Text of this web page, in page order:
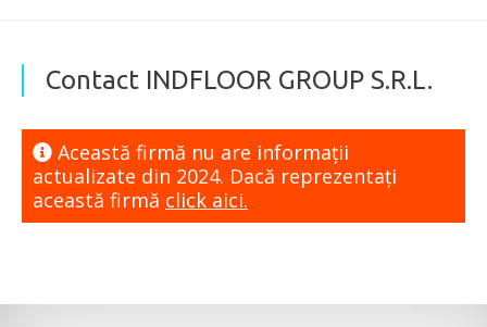
Contact INDFLOOR GROUP S.R.L.
Această firmă nu are informaţii
actualizate din 2024. Dacă reprezentaţi
această firmă click aici.